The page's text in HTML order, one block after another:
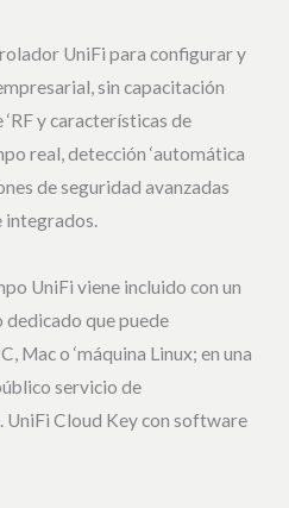
UniFi para configurar y
sin capacitación
y características de
real, detección ‘automática
de seguridad avanzadas
integrados.
UniFi viene incluido con un
que puede
Mac o ‘máquina Linux; en una
servicio de
UniFi Cloud Key con software